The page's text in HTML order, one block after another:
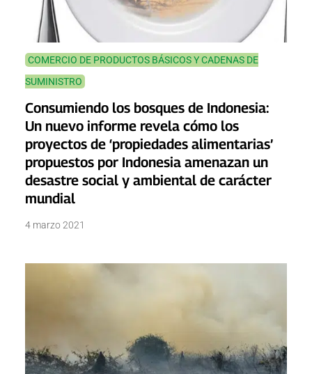
COMERCIO DE PRODUCTOS BÁSICOS Y CADENAS DE
SUMINISTRO
Consumiendo los bosques de Indonesia:
Un nuevo informe revela cómo los
proyectos de ‘propiedades alimentarias’
propuestos por Indonesia amenazan un
desastre social y ambiental de carácter
mundial
4 marzo 2021